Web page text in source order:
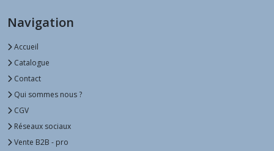
Navigation
Accueil
Catalogue
Contact
Qui sommes nous ?
CGV
Réseaux sociaux
Vente B2B - pro